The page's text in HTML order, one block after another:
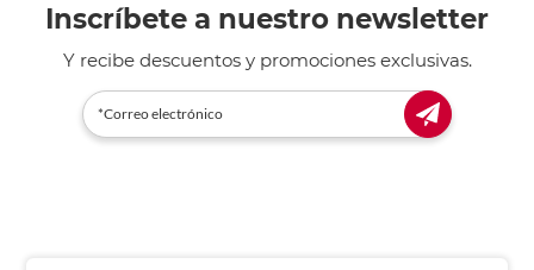
Inscríbete a nuestro newsletter
Y recibe descuentos y promociones exclusivas.